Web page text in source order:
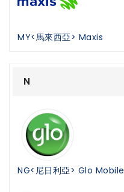
MY<馬來西亞> Maxis
N
NG<尼日利亞> Glo Mobile